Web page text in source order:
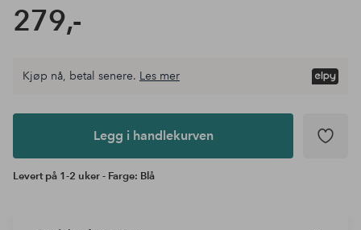
279,-
Legg i
Kjøp nå, betal senere. Les mer
Legg i handlekurven
Levert på 1-2 uker - Farge: Blå